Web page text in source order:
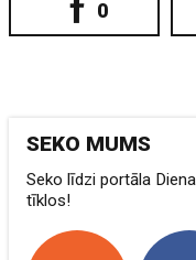
0
SEKO MUMS
Seko līdzi portāla
tīklos!